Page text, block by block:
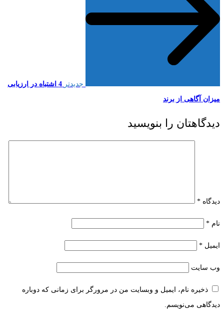
جدیدتر
4 اشتباه در ارزیابی
میزان آگاهی از برند
دیدگاهتان را بنویسید
دیدگاه *
نام *
ایمیل *
وب‌ سایت
ذخیره نام، ایمیل و وبسایت من در مرورگر برای زمانی که دوباره
دیدگاهی می‌نویسم.